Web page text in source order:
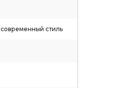
современный стиль